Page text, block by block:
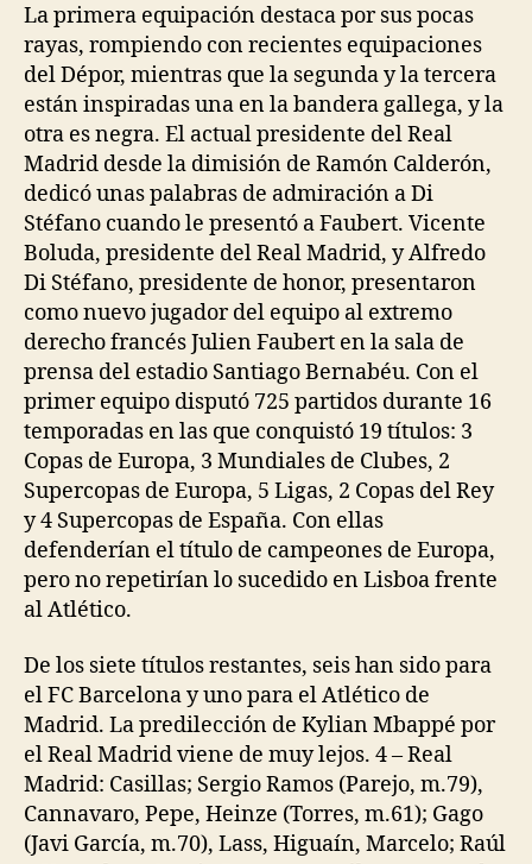
La primera equipación destaca por sus pocas
rayas, rompiendo con recientes equipaciones
del Dépor, mientras que la segunda y la tercera
están inspiradas una en la bandera gallega, y la
otra es negra. El actual presidente del Real
Madrid desde la dimisión de Ramón Calderón,
dedicó unas palabras de admiración a Di
Stéfano cuando le presentó a Faubert. Vicente
Boluda, presidente del Real Madrid, y Alfredo
Di Stéfano, presidente de honor, presentaron
como nuevo jugador del equipo al extremo
derecho francés Julien Faubert en la sala de
prensa del estadio Santiago Bernabéu. Con el
primer equipo disputó 725 partidos durante 16
temporadas en las que conquistó 19 títulos: 3
Copas de Europa, 3 Mundiales de Clubes, 2
Supercopas de Europa, 5 Ligas, 2 Copas del Rey
y 4 Supercopas de España. Con ellas
defenderían el título de campeones de Europa,
pero no repetirían lo sucedido en Lisboa frente
al Atlético.
De los siete títulos restantes, seis han sido para
el FC Barcelona y uno para el Atlético de
Madrid. La predilección de Kylian Mbappé por
el Real Madrid viene de muy lejos. 4 – Real
Madrid: Casillas; Sergio Ramos (Parejo, m.79),
Cannavaro, Pepe, Heinze (Torres, m.61); Gago
(Javi García, m.70), Lass, Higuaín, Marcelo; Raúl